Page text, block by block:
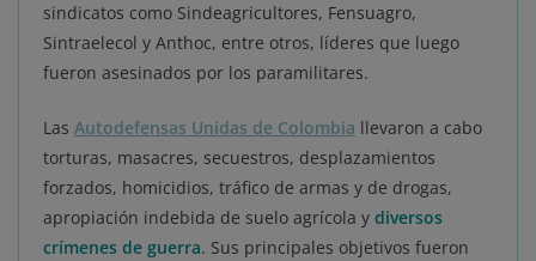
sindicatos como Sindeagricultores, Fensuagro,
Sintraelecol y Anthoc, entre otros, líderes que luego
fueron asesinados por los paramilitares.
Las Autodefensas Unidas de Colombia llevaron a cabo
torturas, masacres, secuestros, desplazamientos
forzados, homicidios, tráfico de armas y de drogas,
apropiación indebida de suelo agrícola y diversos
crímenes de guerra. Sus principales objetivos fueron